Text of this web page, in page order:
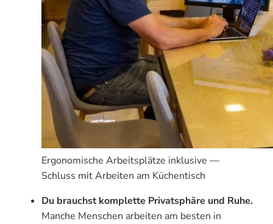
Ergonomische Arbeitsplätze inklusive —
Schluss mit Arbeiten am Küchentisch
Du brauchst komplette Privatsphäre und Ruhe.
Manche Menschen arbeiten am besten in